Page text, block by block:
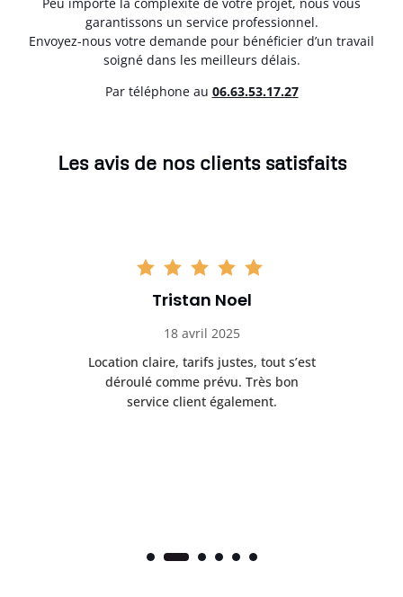
garantissons un service professionnel.
Envoyez-nous votre demande pour bénéficier d’un travail
soigné dans les meilleurs délais.
Par téléphone au 06.63.53.17.27
Les avis de nos clients satisfaits
Tristan Noel
18 avril 2025
Location claire, tarifs justes, tout s’est
déroulé comme prévu. Très bon
service client également.